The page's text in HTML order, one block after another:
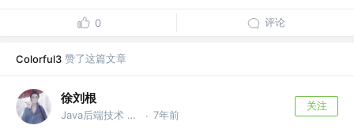
0 评论
Colorful3 赞了这篇文章
徐刘根
Java后端技术 @菜鸟网络 · 7年前
关注